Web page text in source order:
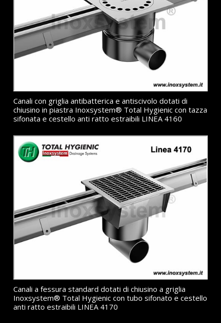
Canali con griglia antibatterica e antiscivolo dotati di
chiusino in piastra Inoxsystem® Total Hygienic con tazza
sifonata e cestello anti ratto estraibili LINEA 4160
Canali a fessura standard dotati di chiusino a griglia
Inoxsystem® Total Hygienic con tubo sifonato e cestello
anti ratto estraibili LINEA 4170